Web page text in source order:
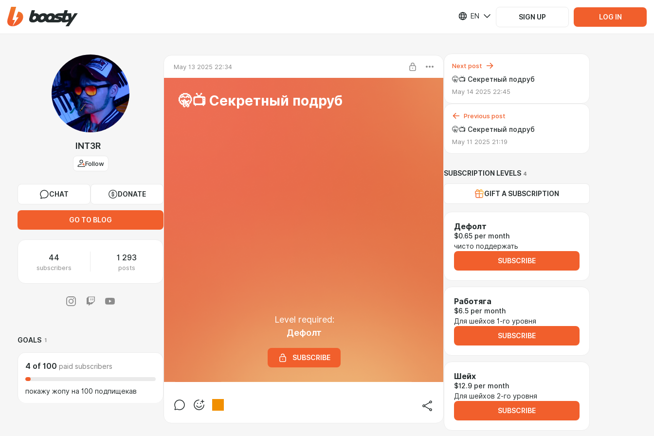
EN SIGN UP LOG IN
INT3R
Follow
CHAT DONATE
GO TO BLOG
44
subscribers
1 293
posts
GOALS 1
4 of 100 paid subscribers
покажу жопу на 100 подпищекав
May 13 2025 22:34
🤫📺 Секретный подруб
Level required:
Дефолт
SUBSCRIBE
Next post
🤫📺 Секретный подруб
May 14 2025 22:45
Previous post
🤫📺 Секретный подруб
May 11 2025 21:19
SUBSCRIPTION LEVELS 4
GIFT A SUBSCRIPTION
Дефолт
$0.65 per month
чисто поддержать
SUBSCRIBE
Работяга
$6.5 per month
Для шейхов 1-го уровня
SUBSCRIBE
Шейх
$12.9 per month
Для шейхов 2-го уровня
SUBSCRIBE